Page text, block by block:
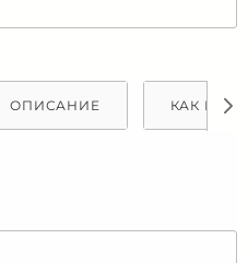
ОПИСАНИЕ КАК